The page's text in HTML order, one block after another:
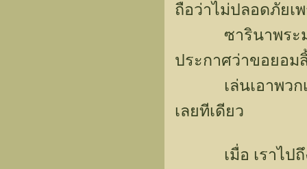
ถือว่าไม่ปลอดภัยเ
ซารินาพระมาร
ประกาศว่าขอยอ
เล่นเอาพวกเร
เลยทีเดียว
เมื่อ เราไปถึงที่